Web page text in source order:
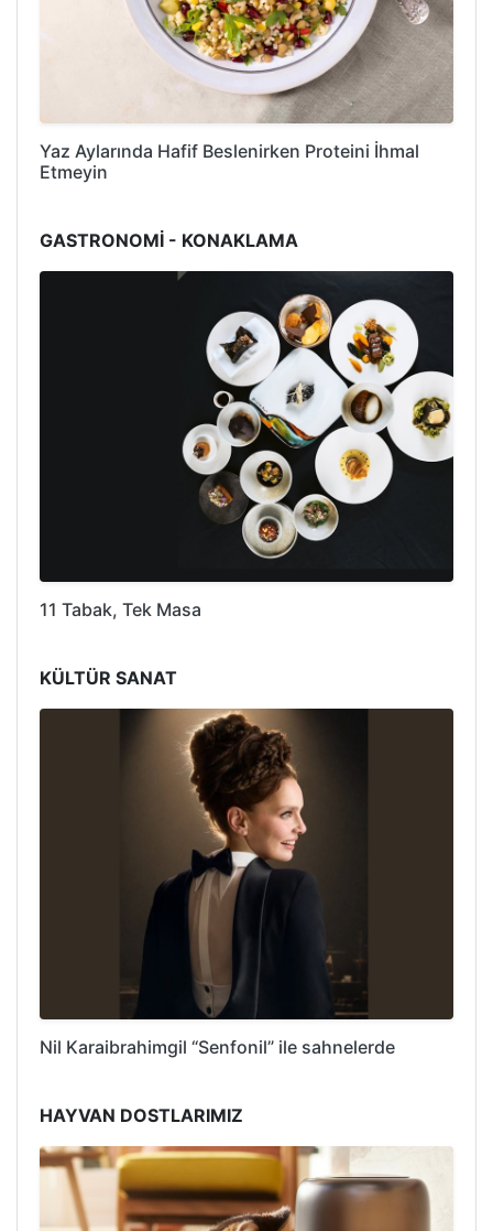
Yaz Aylarında Hafif Beslenirken Proteini İhmal
Etmeyin
GASTRONOMİ - KONAKLAMA
11 Tabak, Tek Masa
KÜLTÜR SANAT
Nil Karaibrahimgil “Senfonil” ile sahnelerde
HAYVAN DOSTLARIMIZ